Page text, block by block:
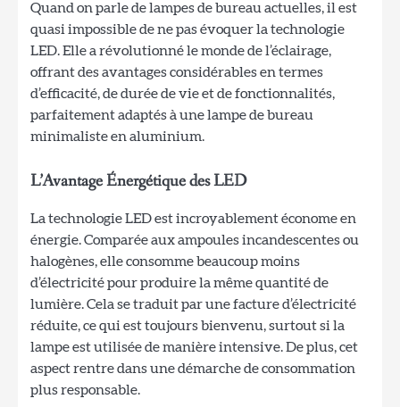
Quand on parle de lampes de bureau actuelles, il est
quasi impossible de ne pas évoquer la technologie
LED. Elle a révolutionné le monde de l’éclairage,
offrant des avantages considérables en termes
d’efficacité, de durée de vie et de fonctionnalités,
parfaitement adaptés à une lampe de bureau
minimaliste en aluminium.
L’Avantage Énergétique des LED
La technologie LED est incroyablement économe en
énergie. Comparée aux ampoules incandescentes ou
halogènes, elle consomme beaucoup moins
d’électricité pour produire la même quantité de
lumière. Cela se traduit par une facture d’électricité
réduite, ce qui est toujours bienvenu, surtout si la
lampe est utilisée de manière intensive. De plus, cet
aspect rentre dans une démarche de consommation
plus responsable.